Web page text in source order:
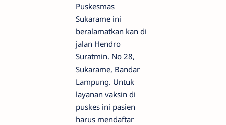
Puskesmas
Sukarame ini
beralamatkan kan di
jalan Hendro
Suratmin. No 28,
Sukarame, Bandar
Lampung. Untuk
layanan vaksin di
puskes ini pasien
harus mendaftar